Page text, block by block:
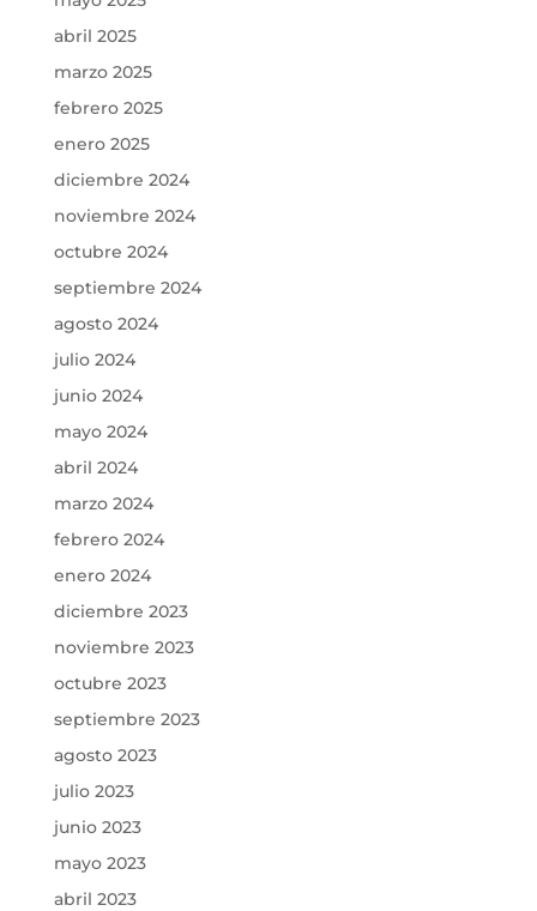
abril 2025
marzo 2025
febrero 2025
enero 2025
diciembre 2024
noviembre 2024
octubre 2024
septiembre 2024
agosto 2024
julio 2024
junio 2024
mayo 2024
abril 2024
marzo 2024
febrero 2024
enero 2024
diciembre 2023
noviembre 2023
octubre 2023
septiembre 2023
agosto 2023
julio 2023
junio 2023
mayo 2023
abril 2023